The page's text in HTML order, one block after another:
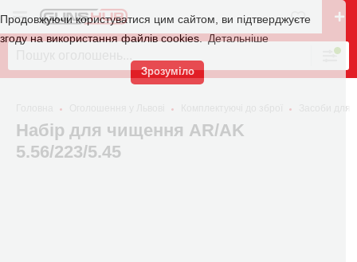
Продовжуючи користуватися цим сайтом, ви підтверджуєте
згоду на використання файлів cookies.
Детальніше
Зрозуміло
Засоби для
Набір для чищення AR/AK
5.56/223/5.45